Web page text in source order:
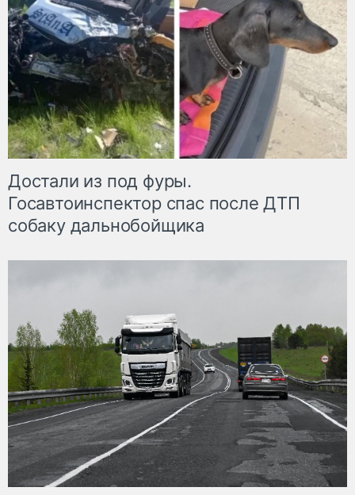
Достали из под фуры.
Госавтоинспектор спас после ДТП
собаку дальнобойщика